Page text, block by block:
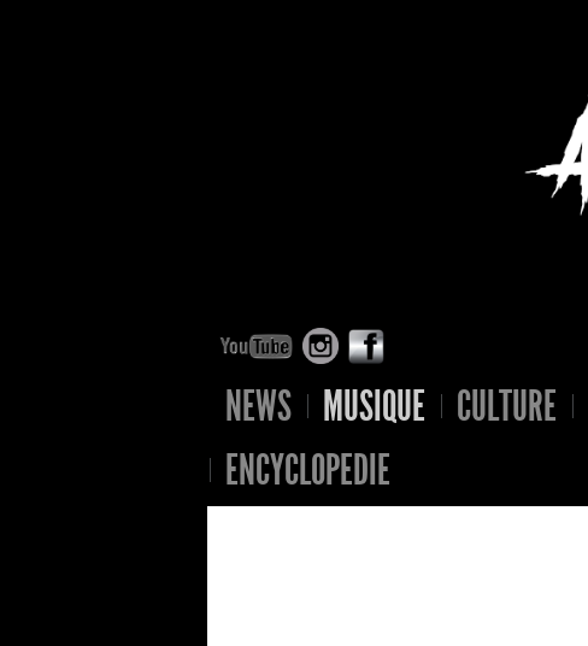
NEWS MUSIQUE CULTURE
ENCYCLOPEDIE